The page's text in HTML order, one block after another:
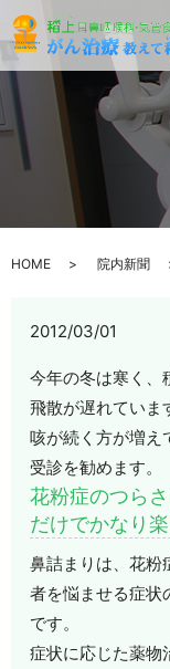
HOME 院内新聞
2012/03/01
今年の冬は寒く、
飛散が遅れていま
咳が続く方が増え
受診を勧めます。
花粉症のつら
だけでかなり
鼻詰まりは、花粉
者を悩ませる症状
です。
症状に応じた薬物